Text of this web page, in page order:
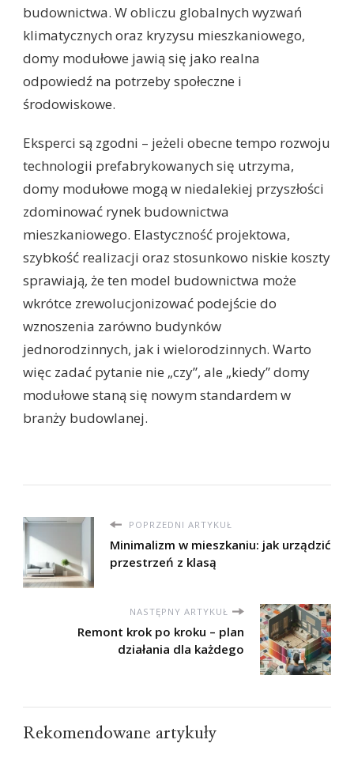
budownictwa. W obliczu globalnych wyzwań
klimatycznych oraz kryzysu mieszkaniowego,
domy modułowe jawią się jako realna
odpowiedź na potrzeby społeczne i
środowiskowe.
Eksperci są zgodni – jeżeli obecne tempo rozwoju
technologii prefabrykowanych się utrzyma,
domy modułowe mogą w niedalekiej przyszłości
zdominować rynek budownictwa
mieszkaniowego. Elastyczność projektowa,
szybkość realizacji oraz stosunkowo niskie koszty
sprawiają, że ten model budownictwa może
wkrótce zrewolucjonizować podejście do
wznoszenia zarówno budynków
jednorodzinnych, jak i wielorodzinnych. Warto
więc zadać pytanie nie „czy”, ale „kiedy” domy
modułowe staną się nowym standardem w
branży budowlanej.
POPRZEDNI ARTYKUŁ
Minimalizm w mieszkaniu: jak urządzić
przestrzeń z klasą
NASTĘPNY ARTYKUŁ
Remont krok po kroku – plan
działania dla każdego
Rekomendowane artykuły